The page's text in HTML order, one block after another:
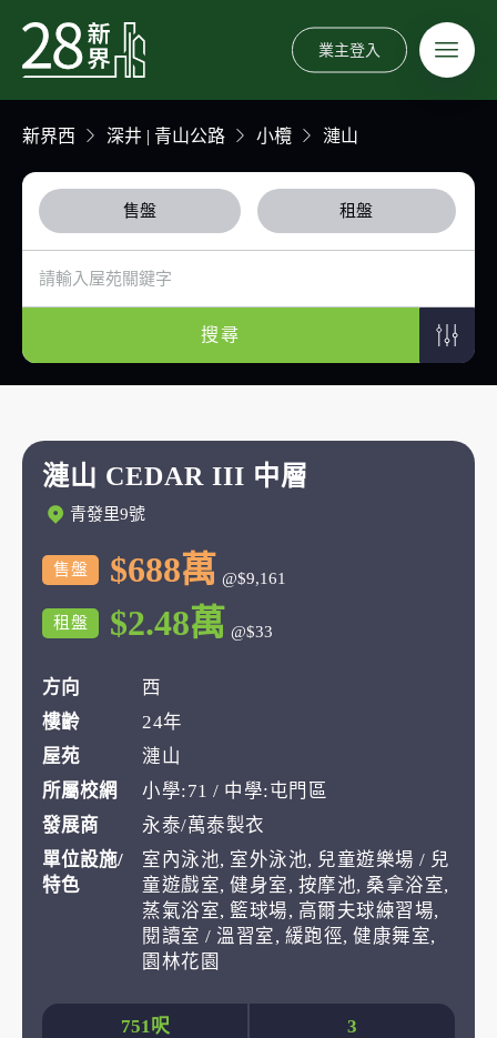
業主登入
新界西 深井 | 青山公路 小欖 漣山
售盤 租盤
搜尋
漣山 CEDAR III 中層
青發里9號
售盤 $688萬 @$9,161
租盤 $2.48萬 @$33
方向
西
樓齡
24年
屋苑
漣山
所屬校網
小學:71 / 中學:屯門區
發展商
永泰/萬泰製衣
單位設施/
特色
室內泳池, 室外泳池, 兒童遊樂場 / 兒
童遊戲室, 健身室, 按摩池, 桑拿浴室,
蒸氣浴室, 籃球場, 高爾夫球練習場,
閱讀室 / 溫習室, 緩跑徑, 健康舞室,
園林花園
751呎 3